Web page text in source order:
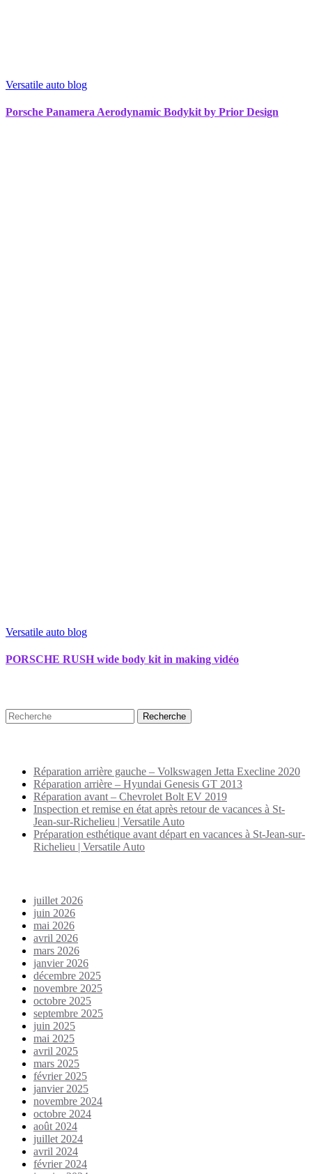
Versatile auto blog
Porsche Panamera Aerodynamic Bodykit by Prior Design
Versatile auto blog
PORSCHE RUSH wide body kit in making vidéo
Réparation arrière gauche – Volkswagen Jetta Execline 2020
Réparation arrière – Hyundai Genesis GT 2013
Réparation avant – Chevrolet Bolt EV 2019
Inspection et remise en état après retour de vacances à St-
Jean-sur-Richelieu | Versatile Auto
Préparation esthétique avant départ en vacances à St-Jean-sur-
Richelieu | Versatile Auto
juillet 2026
juin 2026
mai 2026
avril 2026
mars 2026
janvier 2026
décembre 2025
novembre 2025
octobre 2025
septembre 2025
juin 2025
mai 2025
avril 2025
mars 2025
février 2025
janvier 2025
novembre 2024
octobre 2024
août 2024
juillet 2024
avril 2024
février 2024